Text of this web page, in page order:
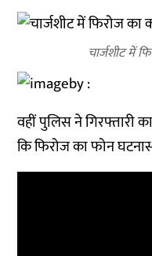
चार्जशीट में
वहीं पुलिस ने गिरफ्तारी
कि फिरोज का फोन